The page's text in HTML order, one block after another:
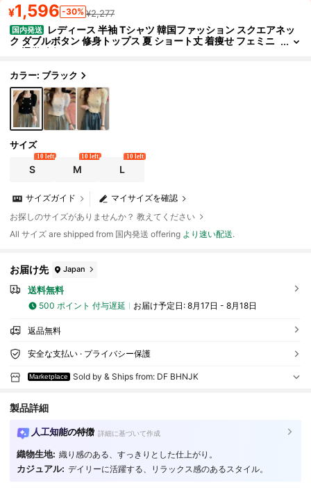
¥1,596 -30% ¥2,277
国内発送
レディース 半袖 Tシャツ 韓国ファッション スクエアネッ
ク ダブルボタン 修身トップス 夏 ショート丈 着痩せ フェミニ
ン 通学 人気
カラー: ブラック
サイズ
S
10 left
M
10 left
L
10 left
マイサイズを確認
サイズガイド
お探しのサイズがありませんか？ 教えてください
All サイズ are shipped from 国内発送 offering より速い配送.
お届け先 Japan
送料無料
500 ポイント 付与遅延 お届け予定日: 8月17日 - 8月18日
返品無料
安全な支払い · プライバシー保護
Marketplace Sold by & Ships from: DF BHNJK
製品詳細
人工知能の特徴 詳細に基づいて作成
織物生地: 織り感のある、すっきりとした仕上がり。
カジュアル: デイリーに活躍する、リラックス感のあるスタイル。
4.53 65 フォロワー